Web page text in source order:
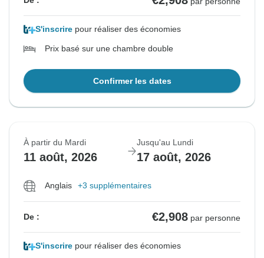
S'inscrire pour réaliser des économies
Prix basé sur une chambre double
Confirmer les dates
À partir du Mardi
11 août, 2026
Jusqu'au Lundi
17 août, 2026
Anglais +3 supplémentaires
De : €2,908 par personne
S'inscrire pour réaliser des économies